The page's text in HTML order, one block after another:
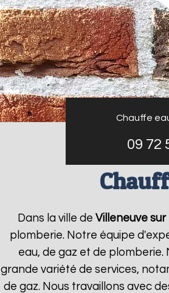
Chauffe
09 72
Dans la ville de Villeneuve sur
plomberie. Notre équipe
eau, de gaz et de
grande variété de services,
de gaz. Nous travaillons avec